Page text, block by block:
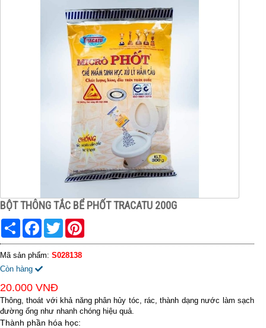
BỘT THÔNG TẮC BỂ PHỐT TRACATU 200G
Share FacebookTwitter
Mã sản phẩm: S028138
Còn hàng
20.000 VNĐ
Thông, thoát với khả năng phân hủy tóc, rác, thành dạng nước làm sạch
đường ống như nhanh chóng hiệu quả.
Thành phần hóa học: